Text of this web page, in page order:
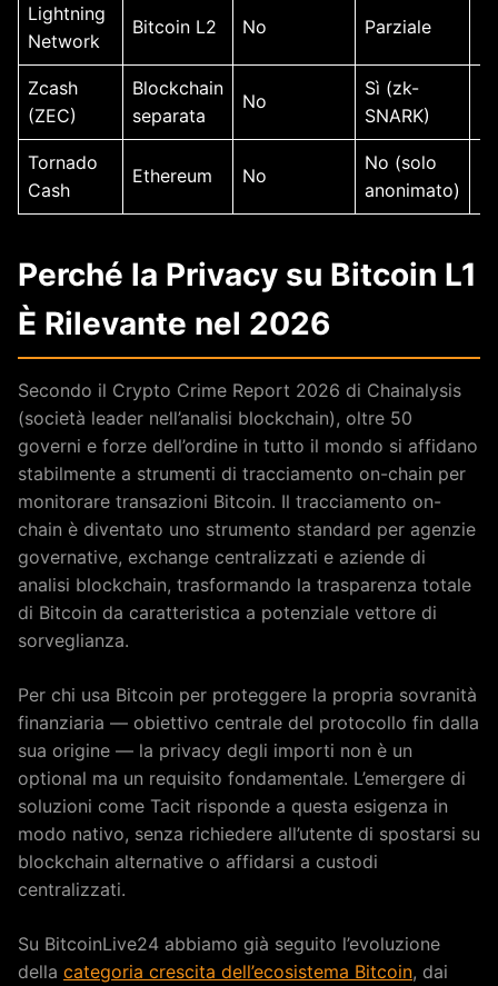
Lightning
Network
Bitcoin L2 No Parziale
Zcash
(ZEC)
Blockchain
separata
No
Sì (zk-
SNARK)
Tornado
Cash
Ethereum No
No (solo
anonimato)
Perché la Privacy su Bitcoin L1
È Rilevante nel 2026
Secondo il Crypto Crime Report 2026 di Chainalysis
(società leader nell’analisi blockchain), oltre 50
governi e forze dell’ordine in tutto il mondo si affidano
stabilmente a strumenti di tracciamento on-chain per
monitorare transazioni Bitcoin. Il tracciamento on-
chain è diventato uno strumento standard per agenzie
governative, exchange centralizzati e aziende di
analisi blockchain, trasformando la trasparenza totale
di Bitcoin da caratteristica a potenziale vettore di
sorveglianza.
Per chi usa Bitcoin per proteggere la propria sovranità
finanziaria — obiettivo centrale del protocollo fin dalla
sua origine — la privacy degli importi non è un
optional ma un requisito fondamentale. L’emergere di
soluzioni come Tacit risponde a questa esigenza in
modo nativo, senza richiedere all’utente di spostarsi su
blockchain alternative o affidarsi a custodi
centralizzati.
Su BitcoinLive24 abbiamo già seguito l’evoluzione
della categoria crescita dell’ecosistema Bitcoin, dai